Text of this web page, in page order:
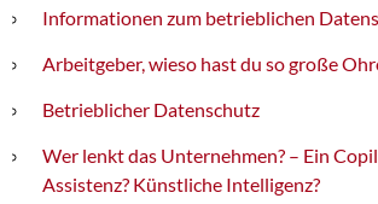
Informationen zum betrieblichen
Arbeitgeber, wieso hast du so große
Betrieblicher Datenschutz
Wer lenkt das Unternehmen? – Ein
Assistenz? Künstliche Intelligenz?